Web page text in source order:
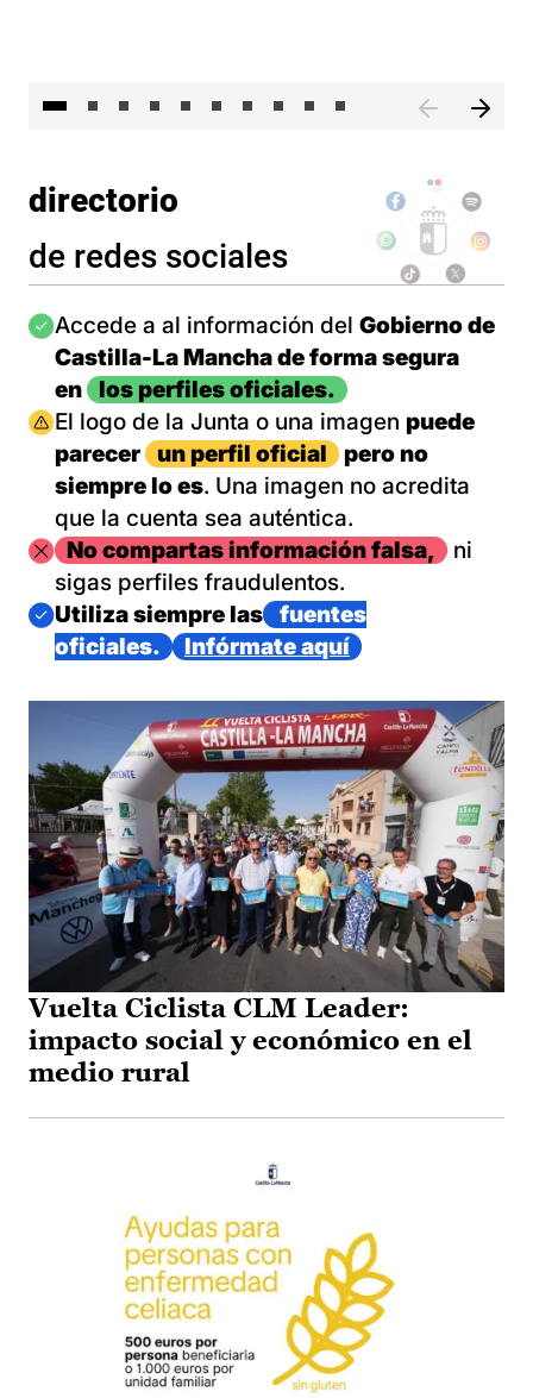
directorio
de redes sociales
Imagen
Accede a al información del Gobierno de
Castilla-La Mancha de forma segura
en
los perfiles oficiales.
Imagen
El logo de la Junta o una imagen puede
parecer
un perfil oficial
pero no
siempre lo es. Una imagen no acredita
que la cuenta sea auténtica.
ImagenNo compartas información falsa,
ni
sigas perfiles fraudulentos.
Imagen
Utiliza siempre las
fuentes
oficiales.
Infórmate aquí
Vuelta Ciclista CLM Leader:
impacto social y económico en el
medio rural